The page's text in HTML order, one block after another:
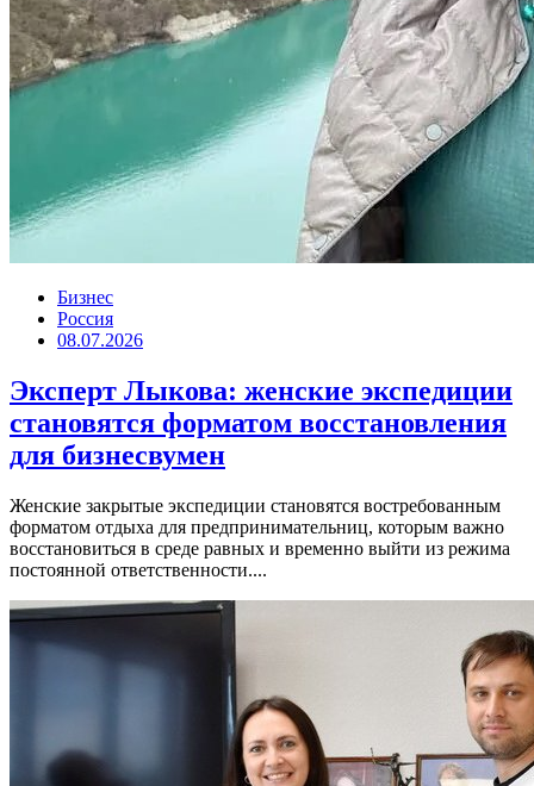
Бизнес
Россия
08.07.2026
Эксперт Лыкова: женские экспедиции
становятся форматом восстановления
для бизнесвумен
Женские закрытые экспедиции становятся востребованным
форматом отдыха для предпринимательниц, которым важно
восстановиться в среде равных и временно выйти из режима
постоянной ответственности....